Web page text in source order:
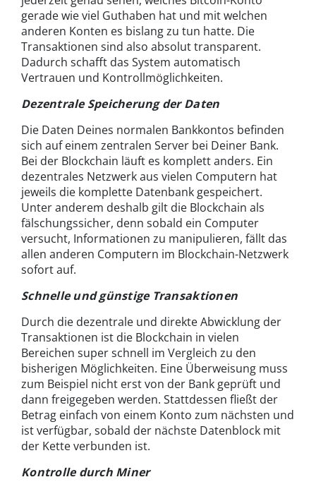
gerade wie viel Guthaben hat und mit welchen
anderen Konten es bislang zu tun hatte. Die
Transaktionen sind also absolut transparent.
Dadurch schafft das System automatisch
Vertrauen und Kontrollmöglichkeiten.
Dezentrale Speicherung der Daten
Die Daten Deines normalen Bankkontos befinden
sich auf einem zentralen Server bei Deiner Bank.
Bei der Blockchain läuft es komplett anders. Ein
dezentrales Netzwerk aus vielen Computern hat
jeweils die komplette Datenbank gespeichert.
Unter anderem deshalb gilt die Blockchain als
fälschungssicher, denn sobald ein Computer
versucht, Informationen zu manipulieren, fällt das
allen anderen Computern im Blockchain-Netzwerk
sofort auf.
Schnelle und günstige Transaktionen
Durch die dezentrale und direkte Abwicklung der
Transaktionen ist die Blockchain in vielen
Bereichen super schnell im Vergleich zu den
bisherigen Möglichkeiten. Eine Überweisung muss
zum Beispiel nicht erst von der Bank geprüft und
dann freigegeben werden. Stattdessen fließt der
Betrag einfach von einem Konto zum nächsten und
ist verfügbar, sobald der nächste Datenblock mit
der Kette verbunden ist.
Kontrolle durch Miner